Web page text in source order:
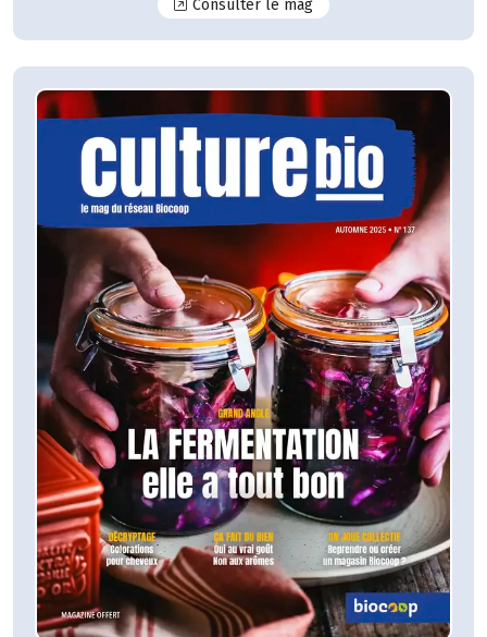
Consulter le mag